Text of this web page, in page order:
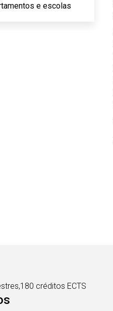
e escolas
créditos ECTS